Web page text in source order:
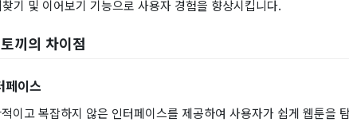
기 및 이어보기 기능으로 사용자 경험을 향상시킵니다.
끼의 차이점
페이스
이고 복잡하지 않은 인터페이스를 제공하여 사용자가 쉽게 웹툰을